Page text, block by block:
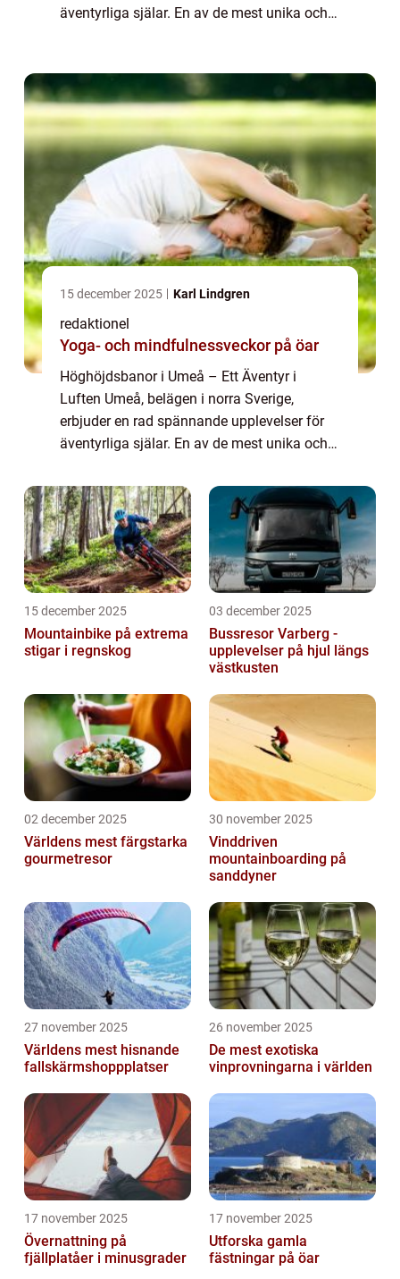
äventyrliga själar. En av de mest unika och
15 december 2025 Karl Lindgren
redaktionel
Yoga- och mindfulnessveckor på öar
Höghöjdsbanor i Umeå – Ett Äventyr i
Luften Umeå, belägen i norra Sverige,
erbjuder en rad spännande upplevelser för
äventyrliga själar. En av de mest unika och
höghöjdsbanor. Höghöjdsbanor är äventy...
15 december 2025
Mountainbike på extrema
stigar i regnskog
03 december 2025
Bussresor Varberg -
upplevelser på hjul längs
västkusten
02 december 2025
Världens mest färgstarka
gourmetresor
30 november 2025
Vinddriven
mountainboarding på
sanddyner
27 november 2025
Världens mest hisnande
fallskärmshoppplatser
26 november 2025
De mest exotiska
vinprovningarna i världen
17 november 2025
Övernattning på
fjällplatåer i minusgrader
17 november 2025
Utforska gamla
fästningar på öar